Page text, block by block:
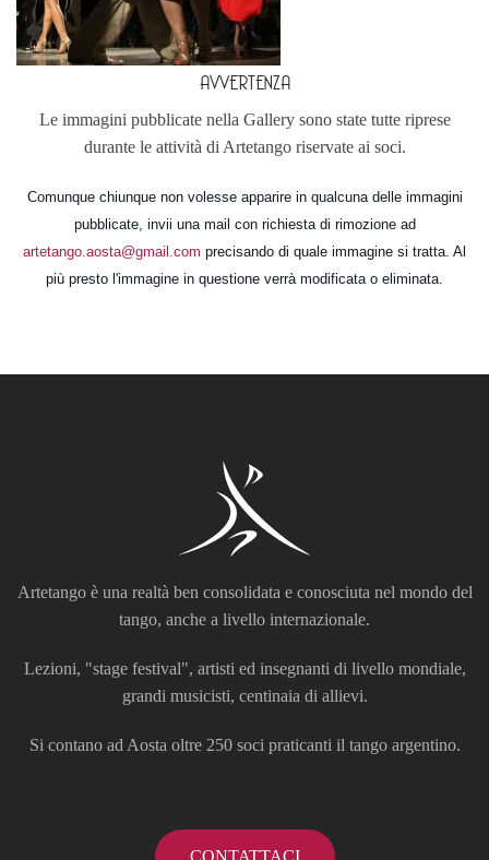
AVVERTENZA
Le immagini pubblicate nella Gallery sono state tutte riprese
durante le attività di Artetango riservate ai soci.
Comunque chiunque non volesse apparire in qualcuna delle immagini
pubblicate, invii una mail con richiesta di rimozione ad
artetango.aosta@gmail.com precisando di quale immagine si tratta. Al
più presto l'immagine in questione verrà modificata o eliminata.
Artetango è una realtà ben consolidata e conosciuta nel mondo del
tango, anche a livello internazionale.
Lezioni, "stage festival", artisti ed insegnanti di livello mondiale,
grandi musicisti, centinaia di allievi.
Si contano ad Aosta oltre 250 soci praticanti il tango argentino.
CONTATTACI